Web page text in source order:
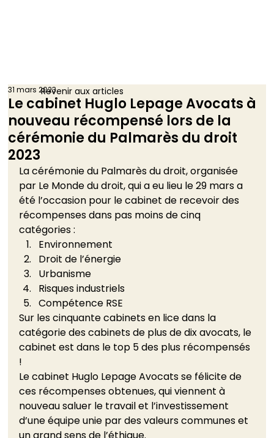
Le cabinet Huglo Lepage Avocats à
nouveau récompensé lors de la
cérémonie du Palmarès du droit
2023
31 mars 2023
La cérémonie du Palmarès du droit, organisée
par Le Monde du droit, qui a eu lieu le 29 mars a
été l’occasion pour le cabinet de recevoir des
récompenses dans pas moins de cinq
catégories :
Environnement
Droit de l’énergie
Urbanisme
Risques industriels
Compétence RSE
Sur les cinquante cabinets en lice dans la
catégorie des cabinets de plus de dix avocats, le
cabinet est dans le top 5 des plus récompensés
!
Le cabinet Huglo Lepage Avocats se félicite de
ces récompenses obtenues, qui viennent à
nouveau saluer le travail et l’investissement
d’une équipe unie par des valeurs communes et
Revenir aux articles